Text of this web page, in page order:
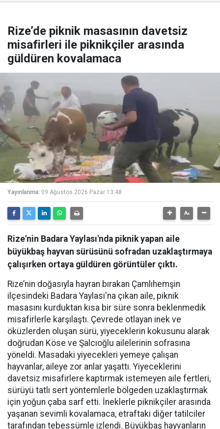
Rize’de piknik masasının davetsiz
misafirleri ile piknikçiler arasında
güldüren kovalamaca
Yayınlanma: 09 Ağustos 2026 Pazar 13:48
Rize'nin Badara Yaylası'nda piknik yapan aile
büyükbaş hayvan sürüsünü sofradan uzaklaştırmaya
çalışırken ortaya güldüren görüntüler çıktı.
Rize’nin doğasıyla hayran bırakan Çamlıhemşin
ilçesindeki Badara Yaylası'na çıkan aile, piknik
masasını kurduktan kısa bir süre sonra beklenmedik
misafirlerle karşılaştı. Çevrede otlayan inek ve
öküzlerden oluşan sürü, yiyeceklerin kokusunu alarak
doğrudan Köse ve Şalcıoğlu ailelerinin sofrasına
yöneldi. Masadaki yiyecekleri yemeye çalışan
hayvanlar, aileye zor anlar yaşattı. Yiyeceklerini
davetsiz misafirlere kaptırmak istemeyen aile fertleri,
sürüyü tatlı sert yöntemlerle bölgeden uzaklaştırmak
için yoğun çaba sarf etti. İneklerle piknikçiler arasında
yaşanan sevimli kovalamaca, etraftaki diğer tatilciler
tarafından tebessümle izlendi. Büyükbaş hayvanların